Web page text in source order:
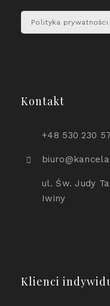
Polityka prywatności
Kontakt
+48 530 230
ul. Św. Judy
Iwiny
Klienci